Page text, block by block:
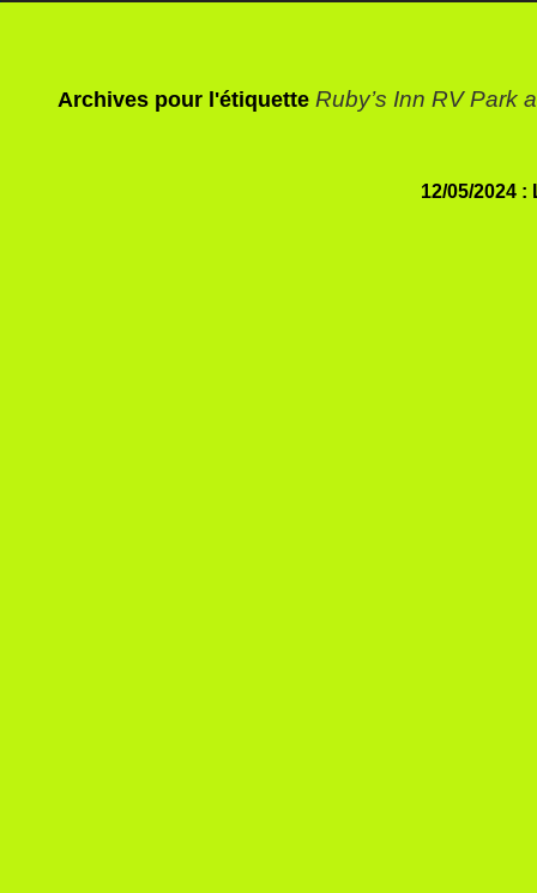
Archives pour l'étiquette Ruby’s Inn RV Park
12/05/2024